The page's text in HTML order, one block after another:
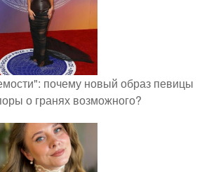
почему новый образ певицы
о гранях возможного?